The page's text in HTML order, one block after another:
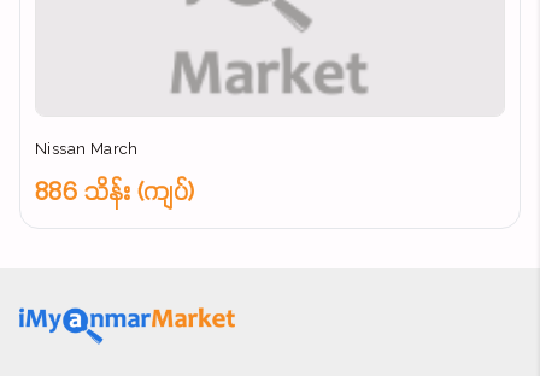
Nissan March
886 သိန်း (ကျပ်)